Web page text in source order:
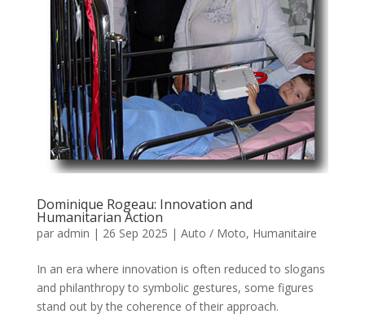
Dominique Rogeau: Innovation and
Humanitarian Action
par admin | 26 Sep 2025 | Auto / Moto, Humanitaire
In an era where innovation is often reduced to slogans
and philanthropy to symbolic gestures, some figures
stand out by the coherence of their approach.